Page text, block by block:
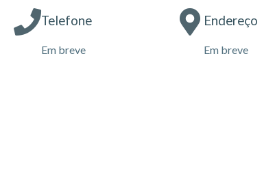
Telefone
Em breve
Endereço
Em breve